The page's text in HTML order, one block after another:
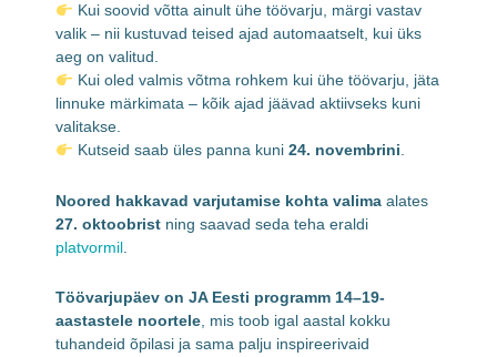
Kui soovid võtta ainult ühe töövarju, märgi vastav
valik – nii kustuvad teised ajad automaatselt, kui üks
aeg on valitud.
Kui oled valmis võtma rohkem kui ühe töövarju, jäta
linnuke märkimata – kõik ajad jäävad aktiivseks kuni
valitakse.
Kutseid saab üles panna kuni24. novembrini.
Noored hakkavad varjutamise kohta valima alates
27. oktoobrist ning saavad seda teha eraldi
platvormil
Töövarjupäev on JA Eesti programm 14–19-
aastastele noortele, mis toob igal aastal kokku
tuhandeid õpilasi ja sama palju inspireerivaid